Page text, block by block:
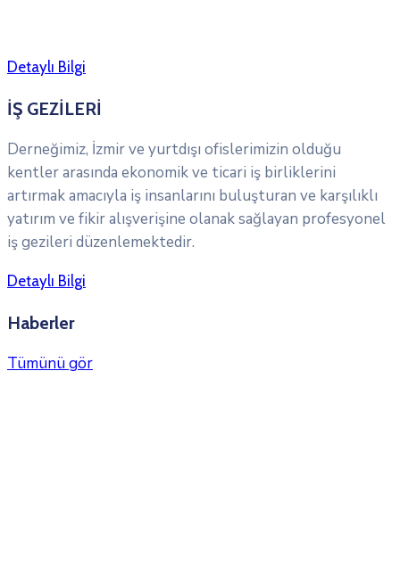
Detaylı Bilgi
İŞ GEZİLERİ
Derneğimiz, İzmir ve yurtdışı ofislerimizin olduğu
kentler arasında ekonomik ve ticari iş birliklerini
artırmak amacıyla iş insanlarını buluşturan ve karşılıklı
yatırım ve fikir alışverişine olanak sağlayan profesyonel
iş gezileri düzenlemektedir.
Detaylı Bilgi
Haberler
Tümünü gör